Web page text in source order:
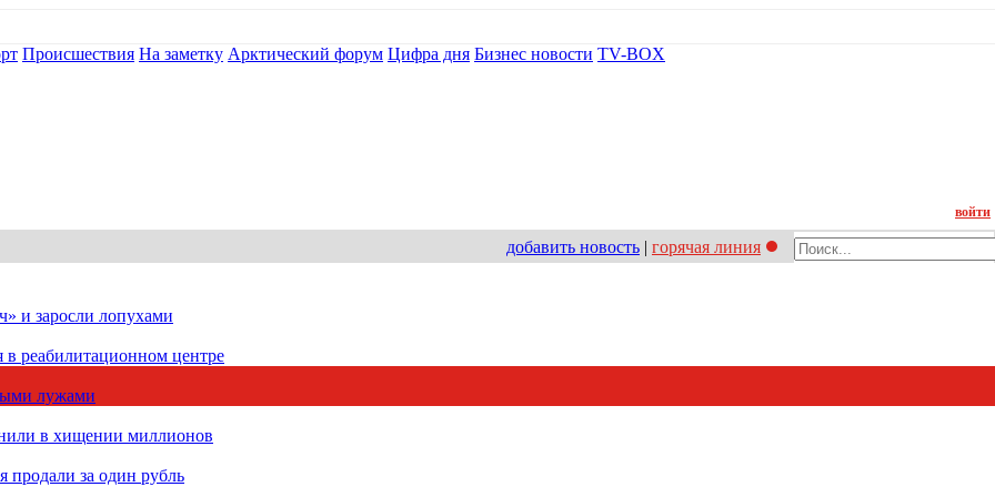
Происшествия На заметку Арктический форум Цифра дня Бизнес новости TV-BOX
войти
добавить новость | горячая линия
и заросли лопухами
реабилитационном центре
лужами
в хищении миллионов
продали за один рубль